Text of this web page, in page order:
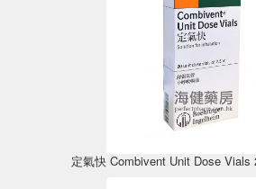
定氣快 Combivent Unit Dose Vials